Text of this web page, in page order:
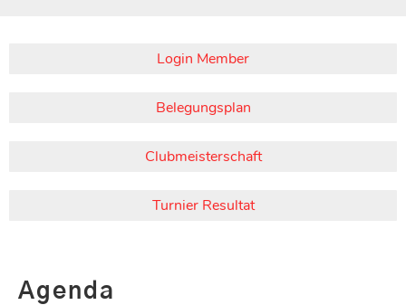
Login Member
Belegungsplan
Clubmeisterschaft
Turnier Resultat
Agenda